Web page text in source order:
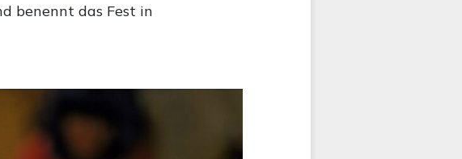
benennt das Fest in